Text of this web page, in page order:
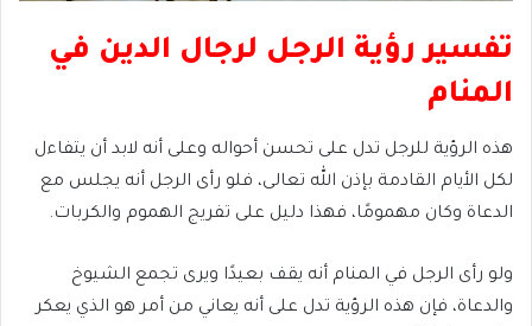
تفسير رؤية الرجل لرجال الدين في
المنام
هذه الرؤية للرجل تدل على تحسن أحواله وعلى أنه لابد أن يتفاءل
لكل الأيام القادمة بإذن الله تعالى، فلو رأى الرجل أنه يجلس مع
الدعاة وكان مهمومًا، فهذا دليل على تفريج الهموم والكربات.
ولو رأى الرجل في المنام أنه يقف بعيدًا ويرى تجمع الشيوخ
والدعاة، فإن هذه الرؤية تدل على أنه يعاني من أمر هو الذي يعكر